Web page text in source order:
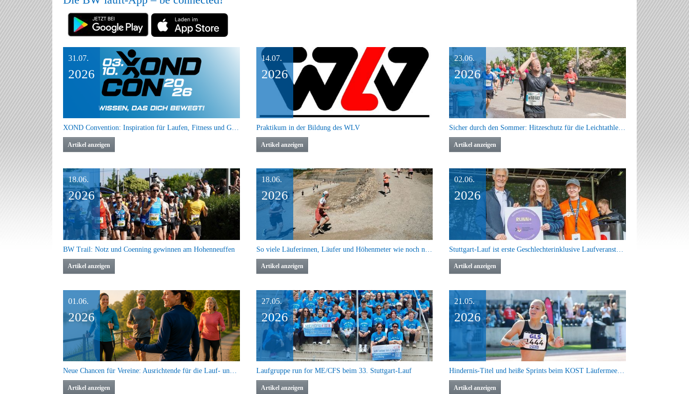
31.07.
2026
XOND Convention: Inspiration für Laufen, Fitness und Gesundheit
Artikel anzeigen
14.07.
2026
Praktikum in der Bildung des WLV
Artikel anzeigen
23.06.
2026
Sicher durch den Sommer: Hitzeschutz für die Leichtathletik-Praxis
Artikel anzeigen
18.06.
2026
BW Trail: Notz und Coenning gewinnen am Hohenneuffen
Artikel anzeigen
18.06.
2026
Artikel anzeigen
02.06.
2026
Artikel anzeigen
01.06.
2026
Neue Chancen für Vereine: Ausrichtende für die Lauf- und Walking Coach-Ausbildung gesucht
Artikel anzeigen
27.05.
2026
Laufgruppe run for ME/CFS beim 33. Stuttgart-Lauf
Artikel anzeigen
21.05.
2026
Hindernis-Titel und heiße Sprints beim KOST Läufermeeting Pliezhausen
Artikel anzeigen